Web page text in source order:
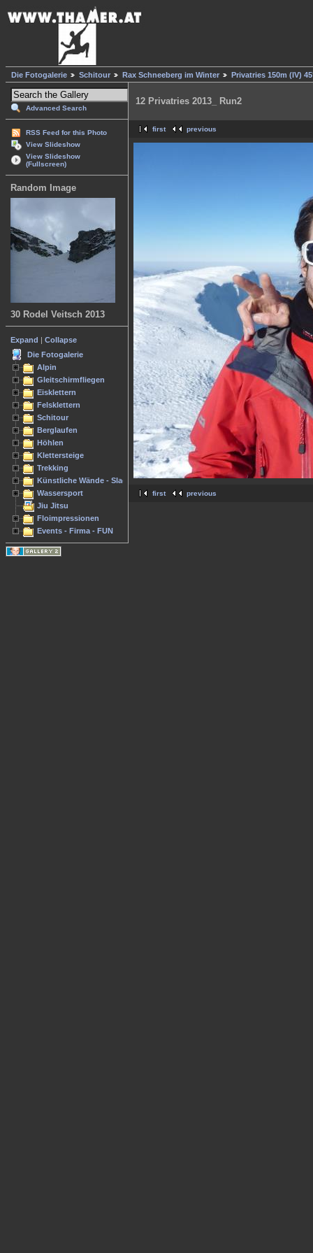
Die Fotogalerie Schitour Rax Schneeberg im Winter Privatries 150m (IV)
Advanced Search
RSS Feed for this Photo
View Slideshow
View Slideshow
(Fullscreen)
Random Image
30 Rodel Veitsch 2013
Expand
Collapse
Die Fotogalerie
Alpin
Gleitschirmfliegen
Eisklettern
Felsklettern
Schitour
Berglaufen
Höhlen
Klettersteige
Trekking
Künstliche Wände - Slacken
Wassersport
Jiu Jitsu
Floimpressionen
Events - Firma - FUN
12 Privatries 2013_ Run2
first previous
first previous